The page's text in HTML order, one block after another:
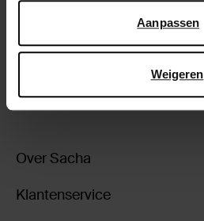
Aanpassen
Weigeren
Bezorgen & retour
Over Sacha
Klantenservice